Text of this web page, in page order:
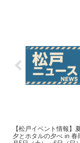
【松戸イベント情報】
夕とホタルの夕べ in 春